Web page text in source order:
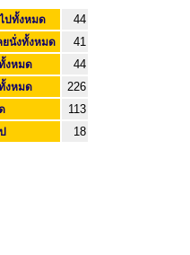
ปทั้งหมด 44
ยนั่งทั้งหมด 41
งหมด 44
งหมด 226
113
18